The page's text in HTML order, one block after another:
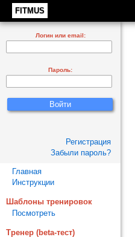
FITMUS
Логин или email:
Пароль:
Регистрация
Забыли пароль?
Главная
Инструкции
Шаблоны тренировок
Посмотреть
Тренер (beta-тест)